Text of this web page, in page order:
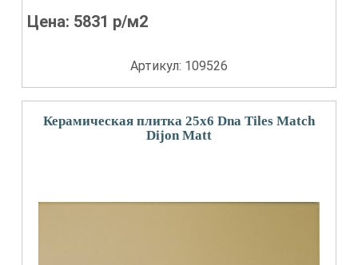
Цена: 5831 р/м2
Артикул: 109526
Керамическая плитка 25x6 Dna Tiles Match
Dijon Matt